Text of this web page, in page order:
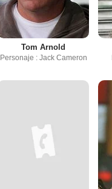
Tom Arnold
Personaje : Jack Cameron